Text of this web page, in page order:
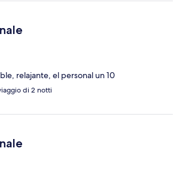
relajante, el personal un 10
di 2 notti